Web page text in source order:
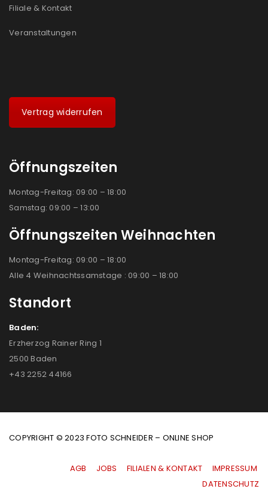
Filiale & Kontakt
Veranstaltungen
Vertrag widerrufen
Öffnungszeiten
Montag-Freitag: 09:00 – 18:00
Samstag: 09:00 – 13:00
Öffnungszeiten Weihnachten
Montag-Freitag: 09:00 – 18:00
Alle 4 Weihnachtssamstage : 09:00 – 18:00
Standort
Baden:
Erzherzog Rainer Ring 1
2500 Baden
+43 2252 44166
COPYRIGHT © 2023 FOTO SCHNEIDER – ONLINE SHOP
AGB JOBS FILIALEN & KONTAKT
IMPRESSUM
|DATENSCHUTZ